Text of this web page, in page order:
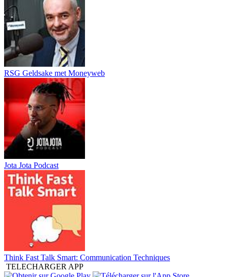
RSG Geldsake met Moneyweb
Jota Jota Podcast
Think Fast Talk Smart: Communication Techniques
TELECHARGER APP